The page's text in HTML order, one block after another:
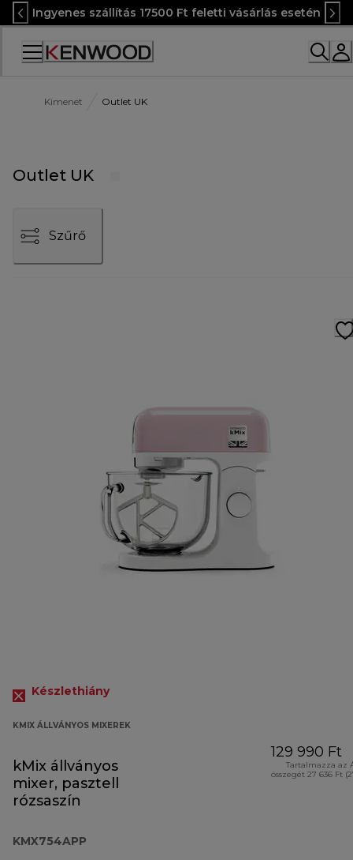
Skip
to
Content
Ingyenes szállítás 17500 Ft feletti vásárlás esetén
Accessibility
Kimenet Outlet UK
Outlet UK
Szűrő
Készlethiány
KMIX ÁLLVÁNYOS MIXEREK
kMix állványos
mixer, pasztell
rózsaszín
KMX754APP
129 990 Ft
Tartalmazza az
összegét 27 636 Ft